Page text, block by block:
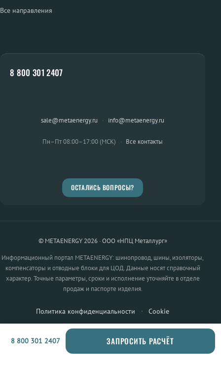
Все направления
8 800 301 2407
sale@metaenergy.ru · info@metaenergy.ru
Пн–Пт 08:00–17:00 (МСК) · Все контакты
ОСТАЛИСЬ ВОПРОСЫ?
© METAENERGY 2026 · ООО «НПЦ Металлург»
Информационный портал METAENERGY: шинопровод, шины, изоляторы,
компенсаторы и отводные блоки для ЦОД. Данные носят справочный
характер. Точные параметры, сроки и исполнение уточняйте в отделе
продаж и паспорте изделия.
Политика конфиденциальности · Cookie
8 800 301 2407 ЗАПРОСИТЬ РАСЧЁТ